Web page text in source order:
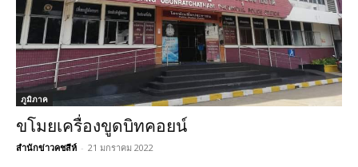
ภูมิภาค
ขโมยเครื่องขูดบิทคอยน์
สำนักข่าวคชสีห์ - 21 มกราคม 2022